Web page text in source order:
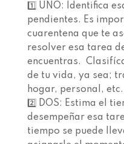
1️⃣ UNO:⁣⁣⁣⁣ Identifica
pendientes. Es
cuarentena que te
resolver esa tarea
encuentras.
de tu vida, ya sea;
hogar, personal, etc.⁣⁣⁣⁣⁣ ⁣⁣⁣⁣
2️⃣ DOS:⁣⁣⁣⁣ Estima el
desempeñar esa
tiempo se puede